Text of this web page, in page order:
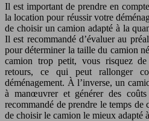
Il est important de prendre en
la location pour réussir votre
de choisir un camion adapté à la
Il est recommandé d’évaluer au
pour déterminer la taille du camion
camion trop petit, vous risquez
retours, ce qui peut rallonger
déménagement. À l’inverse, un
à manœuvrer et générer des
recommandé de prendre le temps de
de choisir le camion le mieux adapté